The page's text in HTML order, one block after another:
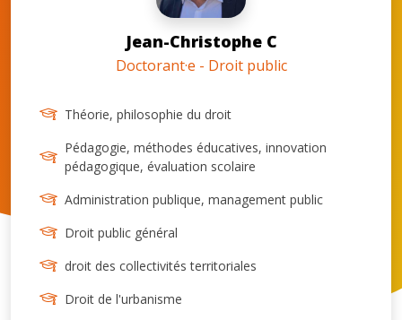
Jean-Christophe C
Doctorant·e - Droit public
Théorie, philosophie du droit
Pédagogie, méthodes éducatives, innovation
pédagogique, évaluation scolaire
Administration publique, management public
Droit public général
droit des collectivités territoriales
Droit de l'urbanisme